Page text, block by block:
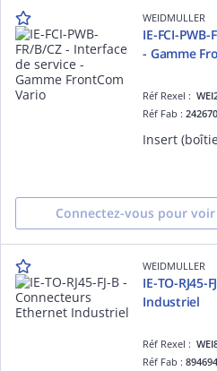
WEIDMULLER
IE-FCI-
- Gamme
Réf Rexel :
Réf Fab :
Connectez-vous pour
WEIDMULLER
IE-TO-
Industriel
Réf Rexel :
Réf Fab :